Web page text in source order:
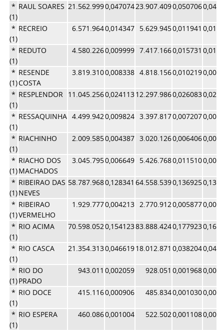
*
(1)
RAUL SOARES 21.562.9990,04707423.907.4090,050706
*
(1)
RECREIO 6.571.9640,014347 5.629.9450,011941
*
(1)
REDUTO 4.580.2260,009999 7.417.1660,015731
*
(1)
RESENDE
COSTA
3.819.3100,008338 4.818.1560,010219
*
(1)
RESPLENDOR 11.045.2560,02411312.297.9860,026083
*
(1)
RESSAQUINHA 4.499.9420,009824 3.397.8170,007207
*
(1)
RIACHINHO 2.009.5850,004387 3.020.1260,006406
*
(1)
RIACHO DOS
MACHADOS
3.045.7950,006649 5.426.7680,011510
*
(1)
RIBEIRAO DAS
NEVES
58.787.9680,128341 64.558.5390,136925
*
(1)
RIBEIRAO
VERMELHO
1.929.7770,004213 2.770.9120,005877
*
(1)
RIO ACIMA 70.598.0520,15412383.888.4240,177923
*
(1)
RIO CASCA 21.354.3130,04661918.012.871 0,038204
*
(1)
RIO DO
PRADO
943.011 0,002059 928.051 0,001968
*
(1)
RIO DOCE 415.1160,000906 485.8340,001030
*
(1)
RIO ESPERA 460.0860,001004 522.5020,001108